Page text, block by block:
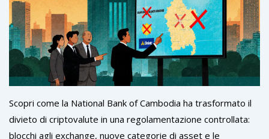
Scopri come la National Bank of Cambodia ha trasformato il
divieto di criptovalute in una regolamentazione controllata:
blocchi agli exchange, nuove categorie di asset e le